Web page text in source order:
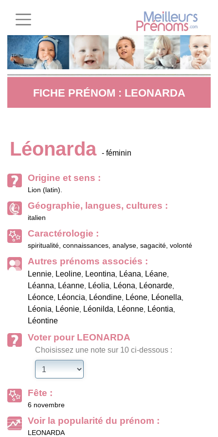
FICHE PRÉNOM : LEONARDA
Léonarda - féminin
Origine et sens :
Lion (latin).
Géographie, langues, cultures :
italien
Caractérologie :
spiritualité, connaissances, analyse, sagacité, volonté
Autres prénoms associés :
Lennie, Leoline, Leontina, Léana, Léane,
Léanna, Léanne, Léolia, Léona, Léonarde,
Léonce, Léoncia, Léondine, Léone, Léonella,
Léonia, Léonie, Léonilda, Léonne, Léontia,
Léontine
Voter pour LEONARDA
Choisissez une note sur 10 ci-dessous :
Fête :
6 novembre
Voir la popularité du prénom :
LEONARDA